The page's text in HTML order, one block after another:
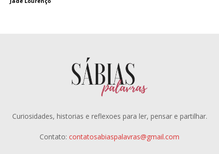
Curiosidades, historias e reflexoes para ler, pensar e partilhar.
Contato: contatosabiaspalavras@gmail.com